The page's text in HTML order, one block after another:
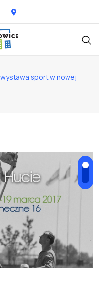
wystawa sport w nowej